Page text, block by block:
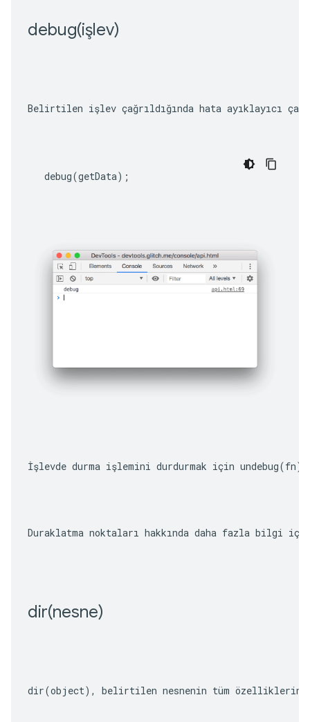
debug(işlev)
Belirtilen işlev çağrıldığında hata ayıklayıcı
debug(getData);
İşlevde durma işlemini durdurmak için undebug(fn)
Duraklatma noktaları hakkında daha fazla bilgi
dir(nesne)
dir(object) , belirtilen nesnenin tüm